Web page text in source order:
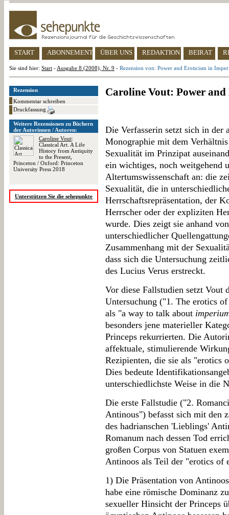
START ABONNEMENT ÜBER UNS REDAKTION BEIRAT
Sie sind hier: Start - Ausgabe 8 (2008), Nr. 9 - Rezension von: Power and Eroticism in
Rezension
Kommentar schreiben
Druckfassung
Weitere Rezensionen zu Büchern
der Autorinnen / Autoren:
Caroline Vout:
Classical Art. A Life
History from Antiquity
to the Present,
Princeton / Oxford: Princeton
University Press 2018
Unterstützen Sie die sehepunkte
Caroline Vout: Power
Die Verfasserin setzt sich in der
Monographie mit dem
Sexualität im Prinzipat
ein wichtiges, noch weitgehend
Altertumswissenschaft an: die
Sexualität, die in
Herrschaftsrepräsentation, der
Herrscher oder der expliziten
wurde. Dies zeigt sie anhand
unterschiedlicher
Zusammenhang mit der
dass sich die Untersuchung
des Lucius Verus erstreckt.
Vor diese Fallstudien setzt Vout
Untersuchung ("1. The erotics
als "a way to talk about
besonders jene materieller
Princeps rekurrierten. Die
affektuale, stimulierende
Rezipienten, die sie als "erotics
Dies bedeute
unterschiedlichste Weise in die
Die erste Fallstudie ("2.
Antinous") befasst sich mit den
des hadrianschen 'Lieblings'
Romanum nach dessen Tod
großen Corpus von Statuen
Antinoos als Teil der "erotics of
1) Die Präsentation von
habe eine römische Dominanz
sexueller Hinsicht der Princeps